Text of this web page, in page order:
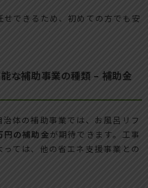
できるため、初めての方でも安
な補助事業の種類 – 補助金
体の補助事業では、お風呂リフ
円の補助金が期待できます。工事
ては、他の省エネ支援事業との